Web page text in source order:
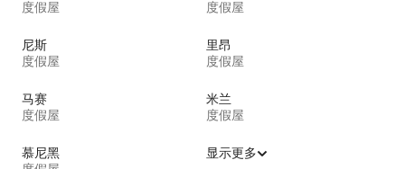
度假屋 度假屋
尼斯
度假屋
里昂
度假屋
马赛
度假屋
米兰
度假屋
慕尼黑
显示更多